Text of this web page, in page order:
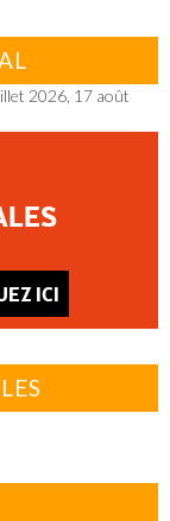
2026, 17 août
ICI